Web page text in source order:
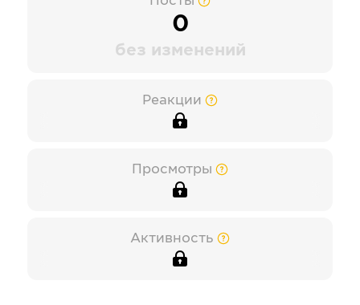
0
без изменений
Реакции
Просмотры
Активность